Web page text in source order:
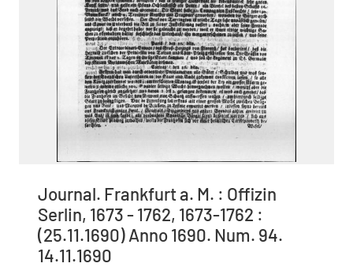
Journal. Frankfurt a. M. : Offizin
Serlin, 1673 - 1762, 1673-1762 :
(25.11.1690) Anno 1690. Num. 94.
14.11.1690